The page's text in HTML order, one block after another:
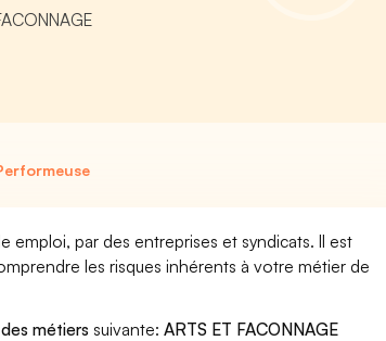
emploi, par des entreprises et syndicats. Il est
les risques inhérents à votre métier de
métiers suivante:ARTS ET FACONNAGE